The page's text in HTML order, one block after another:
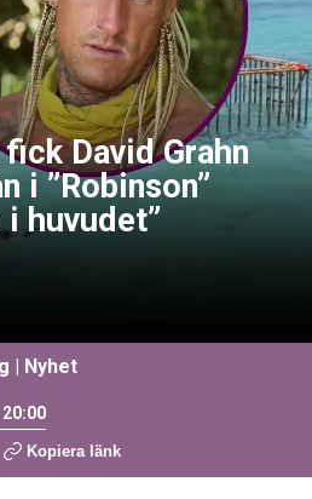
David Grahn
i ”Robinson”
huvudet”
| Nyhet
Kopiera länk